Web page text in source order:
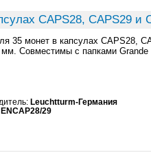
CAPS28, CAPS29 и
35 монет в капсулах CAPS28,
Совместимы с папками Grande
Leuchtturm-Германия
ENCAP28/29